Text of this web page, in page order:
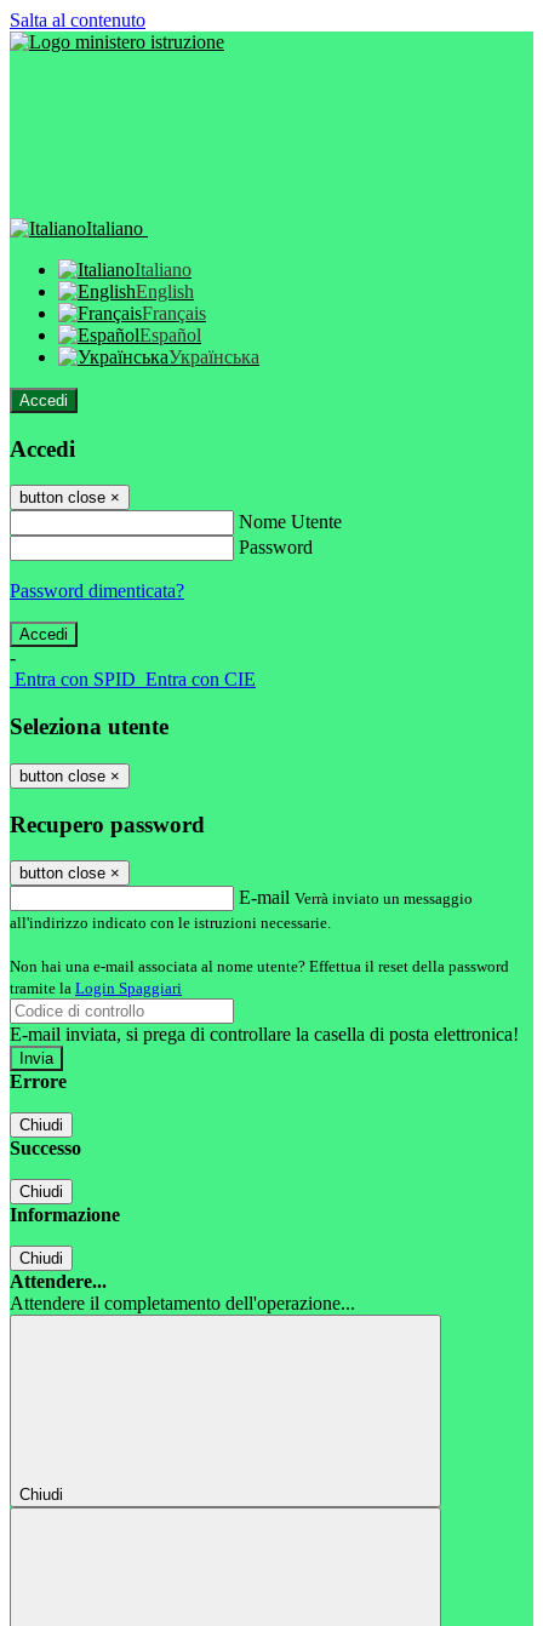
Salta al contenuto
Italiano
Italiano
English
Français
Español
Українська
Accedi
Accedi
button close ×
Nome Utente
Password
Password dimenticata?
-
Entra con SPID Entra con CIE
Seleziona utente
button close ×
Recupero password
button close ×
E-mail Verrà inviato un messaggio
all'indirizzo indicato con le istruzioni necessarie.
Non hai una e-mail associata al nome utente? Effettua il reset della password
tramite la Login Spaggiari
E-mail inviata, si prega di controllare la casella di posta elettronica!
Errore
Chiudi
Successo
Chiudi
Informazione
Chiudi
Attendere...
Attendere il completamento dell'operazione...
Chiudi